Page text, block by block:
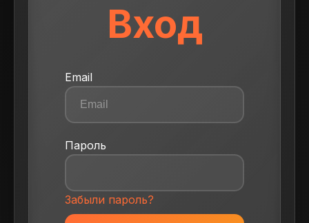
Вход
Email
Пароль
Забыли пароль?